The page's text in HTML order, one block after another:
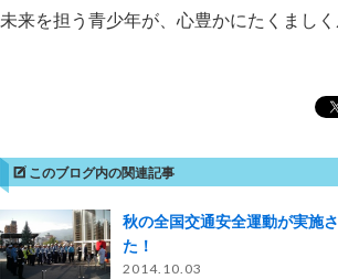
未来を担う青少年が、心豊かにたくまし
このブログ内の関連記事
秋の全国交通安全運動が実施
た！
2014.10.03